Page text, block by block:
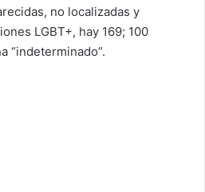
no localizadas y
LGBT+, hay 169; 100
“indeterminado”.